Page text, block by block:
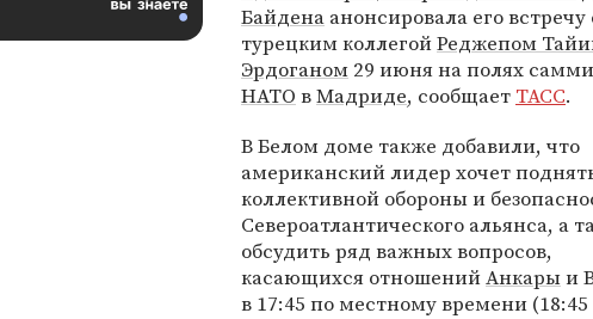
Байдена анонсировала его встречу
турецким коллегойРеджепом
Эрдоганом 29 июня на полях
НАТО вМадриде, сообщает ТАСС.
В Белом доме также добавили, что
американский лидер хочет
коллективной обороны и
Североатлантического альянса, а
обсудить ряд важных вопросов,
касающихся отношенийАнкарыи
в 17:45 по местному времени (18:45